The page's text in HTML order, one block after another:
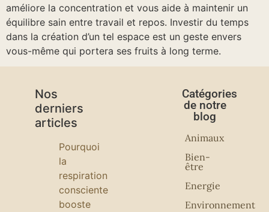
améliore la concentration et vous aide à maintenir un
équilibre sain entre travail et repos. Investir du temps
dans la création d’un tel espace est un geste envers
vous-même qui portera ses fruits à long terme.
Nos
derniers
articles
Pourquoi
la
respiration
consciente
booste
Catégories
de notre
blog
Animaux
Bien-
être
Energie
Environnement